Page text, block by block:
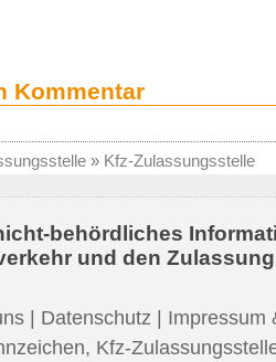
Kommentar
» Kfz-Zulassungsstelle
behördliches
und den
| Datenschutz | Impressum
, Kfz-